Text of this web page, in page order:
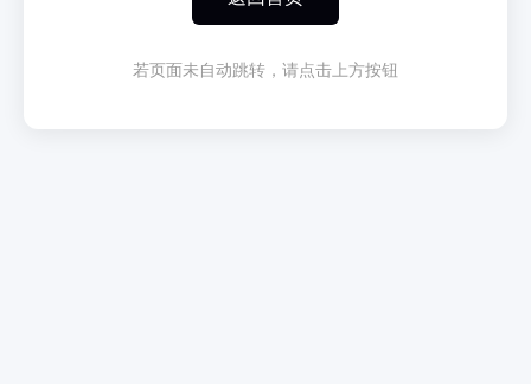
若页面未自动跳转，请点击上方按钮